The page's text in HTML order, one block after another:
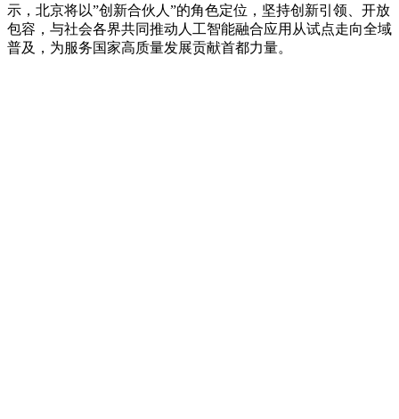
示，北京将以”创新合伙人”的角色定位，坚持创新引领、开放
包容，与社会各界共同推动人工智能融合应用从试点走向全域
普及，为服务国家高质量发展贡献首都力量。